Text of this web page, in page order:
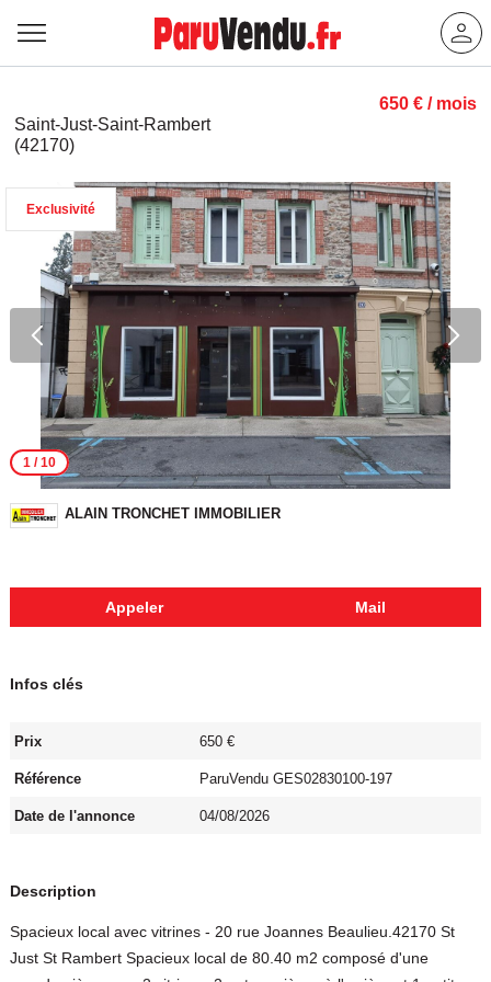
Saint-Just-Saint-Rambert
(42170)
650 € / mois
Exclusivité
1/ 10
ALAIN TRONCHET IMMOBILIER
Appeler Mail
Infos clés
Prix 650 €
Référence ParuVendu GES02830100-197
Date de l'annonce 04/08/2026
Description
Spacieux local avec vitrines - 20 rue Joannes Beaulieu.42170 St
Just St Rambert Spacieux local de 80.40 m2 composé d'une